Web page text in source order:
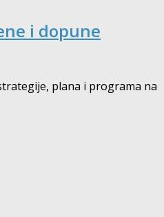
i dopune
plana i programa na